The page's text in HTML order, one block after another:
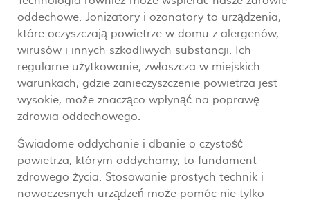
oddechowe. Jonizatory i ozonatory to urządzenia,
które oczyszczają powietrze w domu z alergenów,
wirusów i innych szkodliwych substancji. Ich
regularne użytkowanie, zwłaszcza w miejskich
warunkach, gdzie zanieczyszczenie powietrza jest
wysokie, może znacząco wpłynąć na poprawę
zdrowia oddechowego.
Świadome oddychanie i dbanie o czystość
powietrza, którym oddychamy, to fundament
zdrowego życia. Stosowanie prostych technik i
nowoczesnych urządzeń może pomóc nie tylko